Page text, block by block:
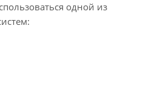
одной из